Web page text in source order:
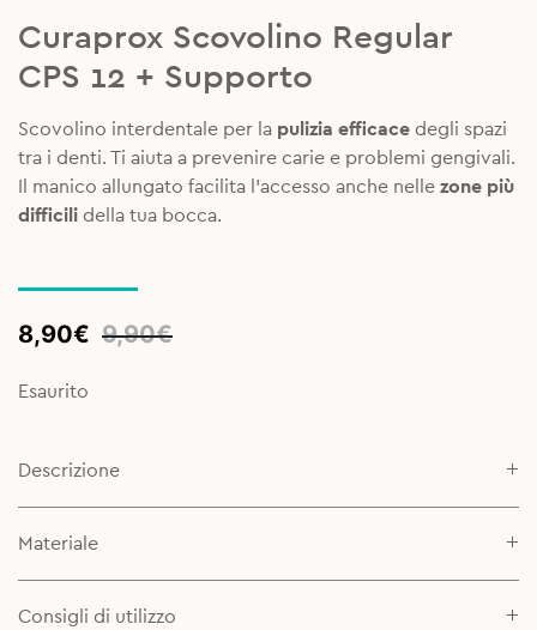
Curaprox Scovolino Regular
CPS 12 + Supporto
Scovolino interdentale per la pulizia efficace degli spazi
tra i denti. Ti aiuta a prevenire carie e problemi gengivali.
Il manico allungato facilita l’accesso anche nelle zone più
difficili della tua bocca.
9,90€
Original
was:
8,90€
Current
is:
Esaurito
Descrizione
Materiale
Consigli di utilizzo